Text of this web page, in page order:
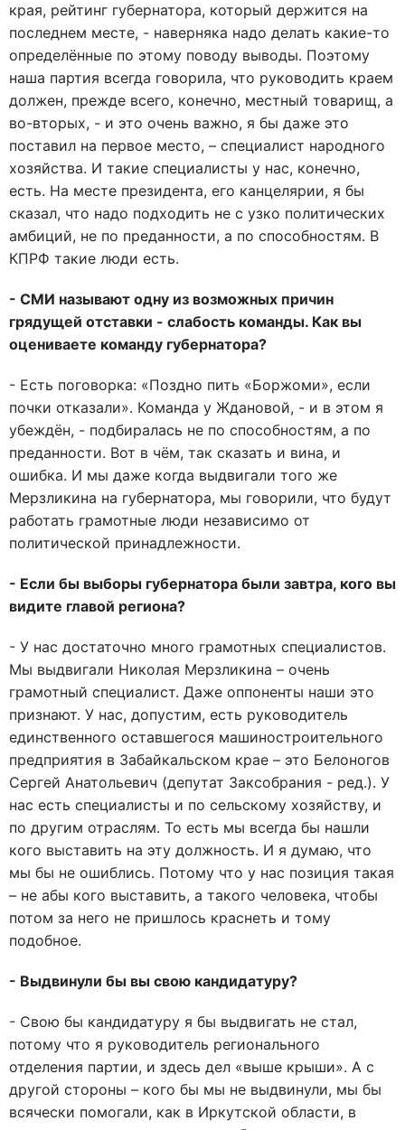
края, рейтинг губернатора, который держится на
последнем месте, - наверняка надо делать какие-то
определённые по этому поводу выводы. Поэтому
наша партия всегда говорила, что руководить краем
должен, прежде всего, конечно, местный товарищ, а
во-вторых, - и это очень важно, я бы даже это
поставил на первое место, – специалист народного
хозяйства. И такие специалисты у нас, конечно,
есть. На месте президента, его канцелярии, я бы
сказал, что надо подходить не с узко политических
амбиций, не по преданности, а по способностям. В
КПРФ такие люди есть.
- СМИ называют одну из возможных причин
грядущей отставки - слабость команды. Как вы
оцениваете команду губернатора?
- Есть поговорка: «Поздно пить «Боржоми», если
почки отказали». Команда у Ждановой, - и в этом я
убеждён, - подбиралась не по способностям, а по
преданности. Вот в чём, так сказать и вина, и
ошибка. И мы даже когда выдвигали того же
Мерзликина на губернатора, мы говорили, что будут
работать грамотные люди независимо от
политической принадлежности.
- Если бы выборы губернатора были завтра, кого вы
видите главой региона?
- У нас достаточно много грамотных специалистов.
Мы выдвигали Николая Мерзликина – очень
грамотный специалист. Даже оппоненты наши это
признают. У нас, допустим, есть руководитель
единственного оставшегося машиностроительного
предприятия в Забайкальском крае – это Белоногов
Сергей Анатольевич (депутат Заксобрания - ред.). У
нас есть специалисты и по сельскому хозяйству, и
по другим отраслям. То есть мы всегда бы нашли
кого выставить на эту должность. И я думаю, что
мы бы не ошиблись. Потому что у нас позиция такая
– не абы кого выставить, а такого человека, чтобы
потом за него не пришлось краснеть и тому
подобное.
- Выдвинули бы вы свою кандидатуру?
- Свою бы кандидатуру я бы выдвигать не стал,
потому что я руководитель регионального
отделения партии, и здесь дел «выше крыши». А с
другой стороны – кого бы мы не выдвинули, мы бы
всячески помогали, как в Иркутской области, в